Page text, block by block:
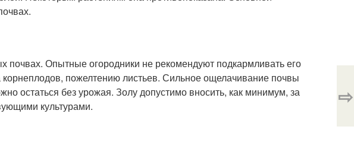
почвах. Опытные огородники не рекомендуют подкармливать его
корнеплодов, пожелтению листьев. Сильное ощелачивание почвы
остаться без урожая. Золу допустимо вносить, как минимум, за
культурами.
⇨